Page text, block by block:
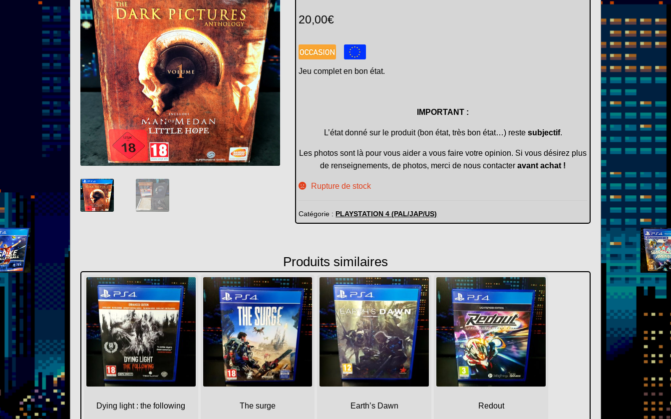
20,00€
Jeu complet en bon état.
IMPORTANT :
L’état donné sur le produit (bon état, très bon état…) reste subjectif.
Les photos sont là pour vous aider a vous faire votre opinion. Si vous désirez plus
de renseignements, de photos, merci de nous contacteravant achat !
Rupture de stock
Catégorie : PLAYSTATION 4 (PAL/JAP/US)
Produits similaires
Dying light : the following The surge Earth’s Dawn Redout